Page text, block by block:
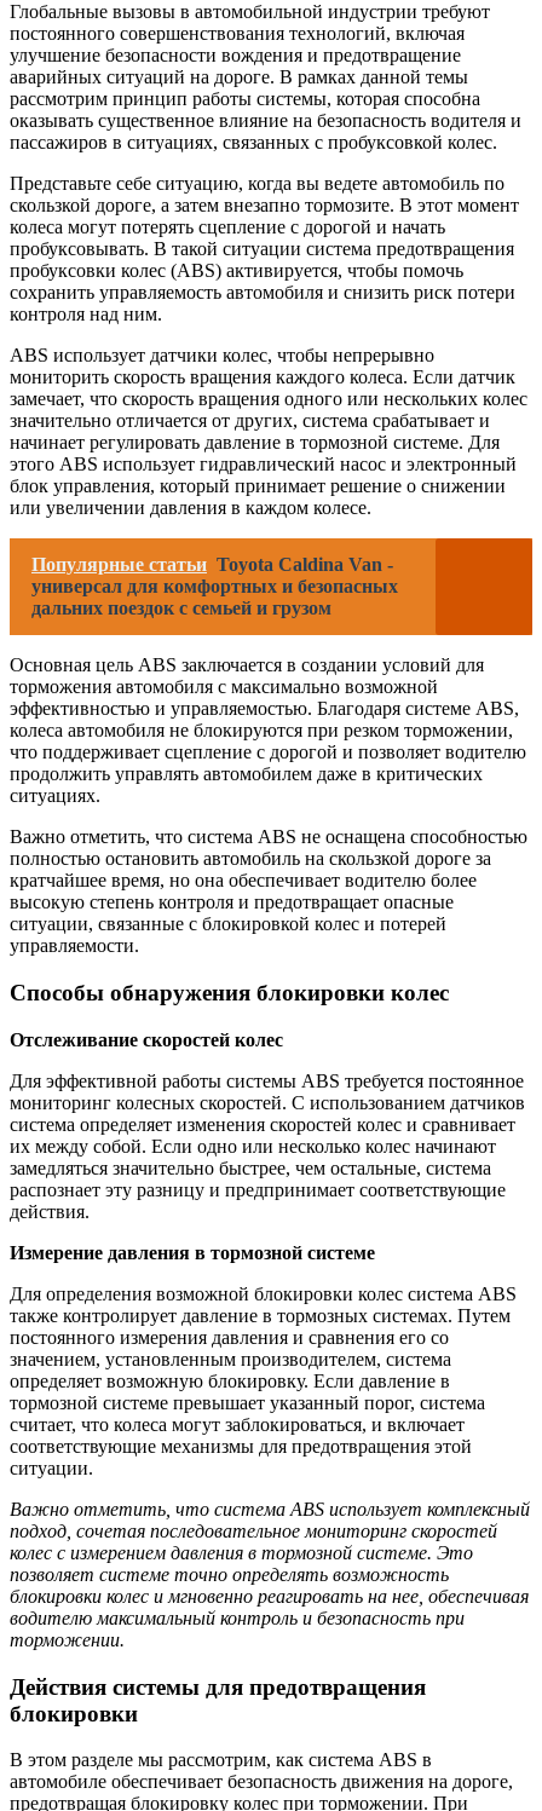
Глобальные вызовы в автомобильной индустрии требуют
постоянного совершенствования технологий, включая
улучшение безопасности вождения и предотвращение
аварийных ситуаций на дороге. В рамках данной темы
рассмотрим принцип работы системы, которая способна
оказывать существенное влияние на безопасность водителя и
пассажиров в ситуациях, связанных с пробуксовкой колес.
Представьте себе ситуацию, когда вы ведете автомобиль по
скользкой дороге, а затем внезапно тормозите. В этот момент
колеса могут потерять сцепление с дорогой и начать
пробуксовывать. В такой ситуации система предотвращения
пробуксовки колес (ABS) активируется, чтобы помочь
сохранить управляемость автомобиля и снизить риск потери
контроля над ним.
ABS использует датчики колес, чтобы непрерывно
мониторить скорость вращения каждого колеса. Если датчик
замечает, что скорость вращения одного или нескольких колес
значительно отличается от других, система срабатывает и
начинает регулировать давление в тормозной системе. Для
этого ABS использует гидравлический насос и электронный
блок управления, который принимает решение о снижении
или увеличении давления в каждом колесе.
Популярные статьи Toyota Caldina Van -
универсал для комфортных и безопасных
дальних поездок с семьей и грузом
Основная цель ABS заключается в создании условий для
торможения автомобиля с максимально возможной
эффективностью и управляемостью. Благодаря системе ABS,
колеса автомобиля не блокируются при резком торможении,
что поддерживает сцепление с дорогой и позволяет водителю
продолжить управлять автомобилем даже в критических
ситуациях.
Важно отметить, что система ABS не оснащена способностью
полностью остановить автомобиль на скользкой дороге за
кратчайшее время, но она обеспечивает водителю более
высокую степень контроля и предотвращает опасные
ситуации, связанные с блокировкой колес и потерей
управляемости.
Способы обнаружения блокировки колес
Отслеживание скоростей колес
Для эффективной работы системы ABS требуется постоянное
мониторинг колесных скоростей. С использованием датчиков
система определяет изменения скоростей колес и сравнивает
их между собой. Если одно или несколько колес начинают
замедляться значительно быстрее, чем остальные, система
распознает эту разницу и предпринимает соответствующие
действия.
Измерение давления в тормозной системе
Для определения возможной блокировки колес система ABS
также контролирует давление в тормозных системах. Путем
постоянного измерения давления и сравнения его со
значением, установленным производителем, система
определяет возможную блокировку. Если давление в
тормозной системе превышает указанный порог, система
считает, что колеса могут заблокироваться, и включает
соответствующие механизмы для предотвращения этой
ситуации.
Важно отметить, что система ABS использует комплексный
подход, сочетая последовательное мониторинг скоростей
колес с измерением давления в тормозной системе. Это
позволяет системе точно определять возможность
блокировки колес и мгновенно реагировать на нее, обеспечивая
водителю максимальный контроль и безопасность при
торможении.
Действия системы для предотвращения
блокировки
В этом разделе мы рассмотрим, как система ABS в
автомобиле обеспечивает безопасность движения на дороге,
предотвращая блокировку колес при торможении. При